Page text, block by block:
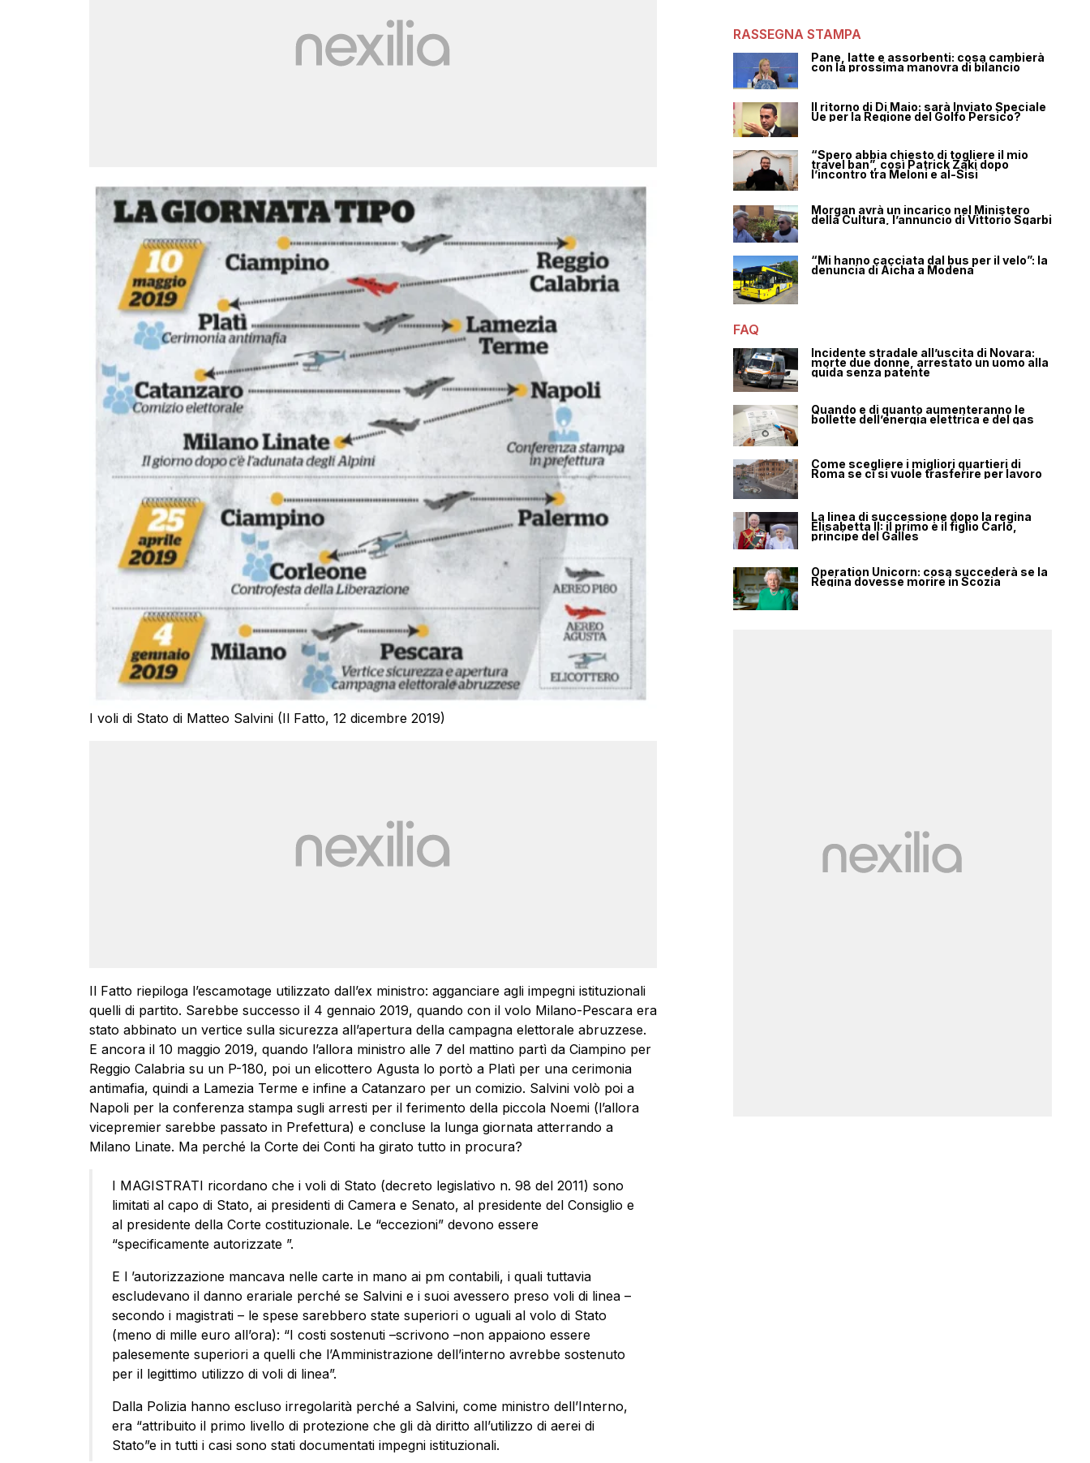
I voli di Stato di Matteo Salvini (Il Fatto, 12 dicembre 2019)
Il Fatto riepiloga l’escamotage utilizzato dall’ex ministro: agganciare agli impegni istituzionali
quelli di partito. Sarebbe successo il 4 gennaio 2019, quando con il volo Milano-Pescara era
stato abbinato un vertice sulla sicurezza all’apertura della campagna elettorale abruzzese.
E ancora il 10 maggio 2019, quando l’allora ministro alle 7 del mattino partì da Ciampino per
Reggio Calabria su un P-180, poi un elicottero Agusta lo portò a Platì per una cerimonia
antimafia, quindi a Lamezia Terme e infine a Catanzaro per un comizio. Salvini volò poi a
Napoli per la conferenza stampa sugli arresti per il ferimento della piccola Noemi (l’allora
vicepremier sarebbe passato in Prefettura) e concluse la lunga giornata atterrando a
Milano Linate. Ma perché la Corte dei Conti ha girato tutto in procura?
I MAGISTRATI ricordano che i voli di Stato (decreto legislativo n. 98 del 2011) sono
limitati al capo di Stato, ai presidenti di Camera e Senato, al presidente del Consiglio e
al presidente della Corte costituzionale. Le “eccezioni” devono essere
“specificamente autorizzate ”.
E l ’autorizzazione mancava nelle carte in mano ai pm contabili, i quali tuttavia
escludevano il danno erariale perché se Salvini e i suoi avessero preso voli di linea –
secondo i magistrati – le spese sarebbero state superiori o uguali al volo di Stato
(meno di mille euro all’ora): “I costi sostenuti –scrivono –non appaiono essere
palesemente superiori a quelli che l’Amministrazione dell’interno avrebbe sostenuto
per il legittimo utilizzo di voli di linea”.
Dalla Polizia hanno escluso irregolarità perché a Salvini, come ministro dell’Interno,
era “attribuito il primo livello di protezione che gli dà diritto all’utilizzo di aerei di
Stato”e in tutti i casi sono stati documentati impegni istituzionali.
RASSEGNA STAMPA
Pane, latte e assorbenti: cosa cambierà
con la prossima manovra di bilancio
Il ritorno di Di Maio: sarà Inviato Speciale
Ue per la Regione del Golfo Persico?
“Spero abbia chiesto di togliere il mio
travel ban”, così Patrick Zaki dopo
l’incontro tra Meloni e al-Sisi
Morgan avrà un incarico nel Ministero
della Cultura, l’annuncio di Vittorio Sgarbi
“Mi hanno cacciata dal bus per il velo”: la
denuncia di Aicha a Modena
FAQ
Incidente stradale all’uscita di Novara:
morte due donne, arrestato un uomo alla
guida senza patente
Quando e di quanto aumenteranno le
bollette dell’energia elettrica e del gas
Come scegliere i migliori quartieri di
Roma se ci si vuole trasferire per lavoro
La linea di successione dopo la regina
Elisabetta II: il primo è il figlio Carlo,
principe del Galles
Operation Unicorn: cosa succederà se la
Regina dovesse morire in Scozia